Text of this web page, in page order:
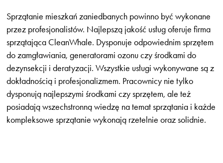
Sprzątanie mieszkań zaniedbanych powinno być wykonane
przez profesjonalistów. Najlepszą jakość usług oferuje firma
sprzątająca CleanWhale. Dysponuje odpowiednim sprzętem
do zamgławiania, generatorami ozonu czy środkami do
dezynsekcji i deratyzacji. Wszystkie usługi wykonywane są z
dokładnością i profesjonalizmem. Pracownicy nie tylko
dysponują najlepszymi środkami czy sprzętem, ale też
posiadają wszechstronną wiedzę na temat sprzątania i każde
kompleksowe sprzątanie wykonają rzetelnie oraz solidnie.